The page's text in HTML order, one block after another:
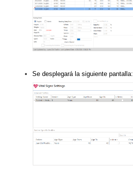
Se desplegará la siguiente pantalla: